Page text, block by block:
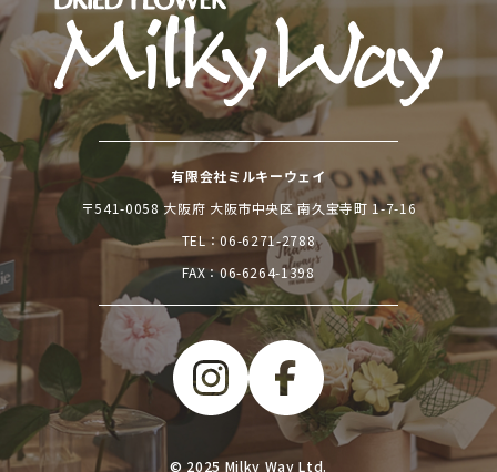
有限会社ミルキーウェイ
〒541-0058 大阪府 大阪市中央区 南久宝寺町 1-7-16
TEL：06-6271-2788
FAX：06-6264-1398
© 2025 Milky Way Ltd.